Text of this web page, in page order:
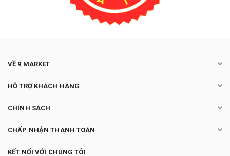
VỀ 9 MARKET
HỖ TRỢ KHÁCH HÀNG
CHÍNH SÁCH
CHẤP NHẬN THANH TOÁN
KẾT NỐI VỚI CHÚNG TÔI